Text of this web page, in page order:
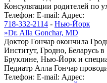
Консультации родителей по
Телефон: E-mail: Адрес:
718-332-2114 - Нью-Йорк
»Dr. Alla Gonchar, MD
Доктор Гончар окончила
Институт, Гродно, Беларусь в
Бруклине, Нью-Йорк и
Педиатр Алла Гончар
Телефон: E-mail: Адрес: